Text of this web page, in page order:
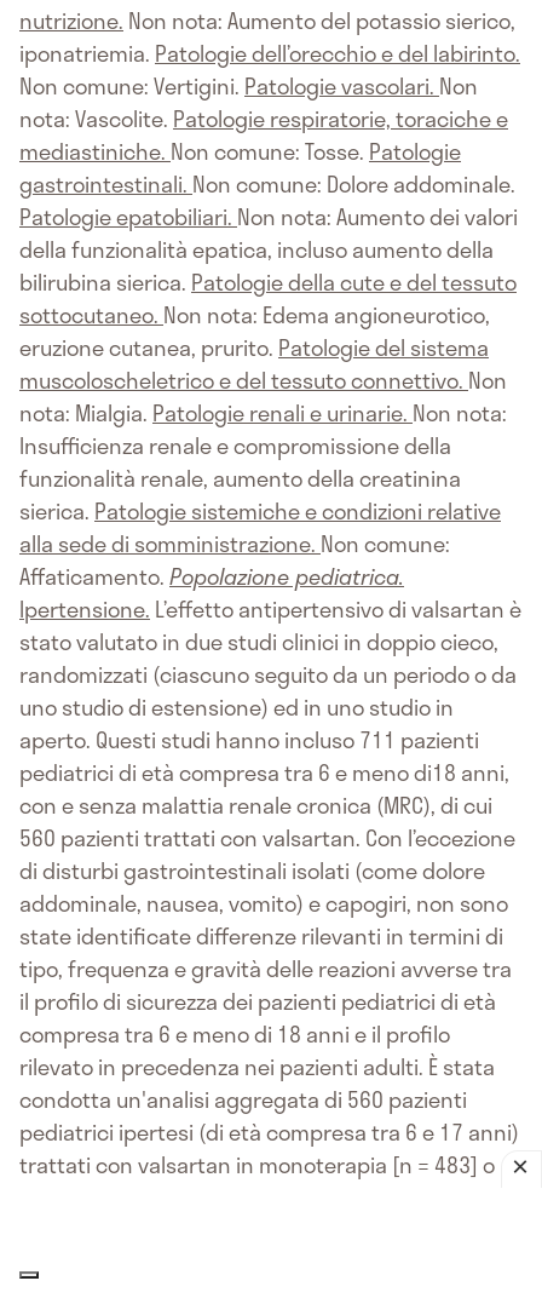
nutrizione. Non nota: Aumento del potassio sierico,
iponatriemia. Patologie dell’orecchio e del labirinto.
Non comune: Vertigini. Patologie vascolari. Non
nota: Vascolite. Patologie respiratorie, toraciche e
mediastiniche. Non comune: Tosse. Patologie
gastrointestinali. Non comune: Dolore addominale.
Patologie epatobiliari. Non nota: Aumento dei valori
della funzionalità epatica, incluso aumento della
bilirubina sierica. Patologie della cute e del tessuto
sottocutaneo. Non nota: Edema angioneurotico,
eruzione cutanea, prurito. Patologie del sistema
muscoloscheletrico e del tessuto connettivo. Non
nota: Mialgia. Patologie renali e urinarie. Non nota:
Insufficienza renale e compromissione della
funzionalità renale, aumento della creatinina
sierica. Patologie sistemiche e condizioni relative
alla sede di somministrazione. Non comune:
Affaticamento.Popolazione pediatrica.
Ipertensione. L’effetto antipertensivo di valsartan è
stato valutato in due studi clinici in doppio cieco,
randomizzati (ciascuno seguito da un periodo o da
uno studio di estensione) ed in uno studio in
aperto. Questi studi hanno incluso 711 pazienti
pediatrici di età compresa tra 6 e meno di18 anni,
con e senza malattia renale cronica (MRC), di cui
560 pazienti trattati con valsartan. Con l’eccezione
di disturbi gastrointestinali isolati (come dolore
addominale, nausea, vomito) e capogiri, non sono
state identificate differenze rilevanti in termini di
tipo, frequenza e gravità delle reazioni avverse tra
il profilo di sicurezza dei pazienti pediatrici di età
compresa tra 6 e meno di 18 anni e il profilo
rilevato in precedenza nei pazienti adulti. È stata
condotta un'analisi aggregata di 560 pazienti
pediatrici ipertesi (di età compresa tra 6 e 17 anni)
trattati con valsartan in monoterapia [n = 483] o
presentavano MRC (GFR basale <90 ml/min/1,73m²).